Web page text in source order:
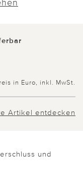
in Euro, inkl. MwSt.
Artikel entdecken
und